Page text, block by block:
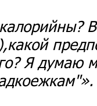
Я думаю